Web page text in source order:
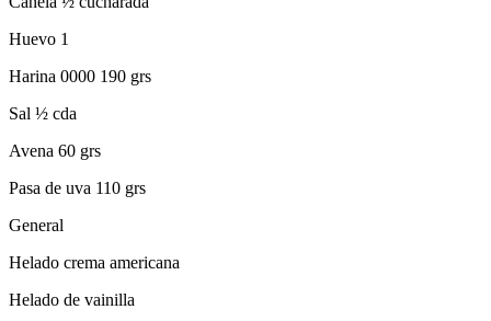
Huevo 1
Harina 0000 190 grs
Sal ½ cda
Avena 60 grs
Pasa de uva 110 grs
General
Helado crema americana
Helado de vainilla